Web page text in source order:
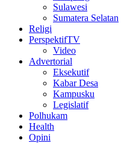
Sulawesi
Sumatera Selatan
Religi
PerspektifTV
Video
Advertorial
Eksekutif
Kabar Desa
Kampusku
Legislatif
Polhukam
Health
Opini